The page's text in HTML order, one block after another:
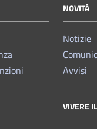
NOVITÀ
Notizie
Avvisi
VIVERE